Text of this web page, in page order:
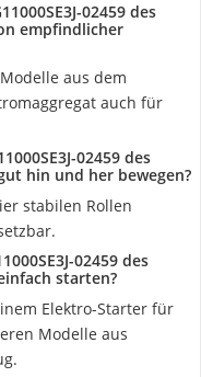
02459 des
empfindlicher
aus dem
auch für
02459 des
hin und her bewegen?
stabilen Rollen
02459 des
starten?
Elektro-Starter für
Modelle aus